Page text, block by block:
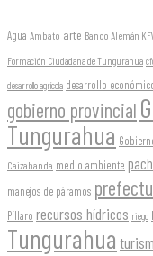
Agua Ambato arte Banco Alemán
Formación Ciudadana de Tungurahua
desarrollo agrícola desarrollo
gobierno provincial
Tungurahua
Caizabanda medio ambiente
manejos de páramos
Píllaro recursos hídricos riego
Tungurahua